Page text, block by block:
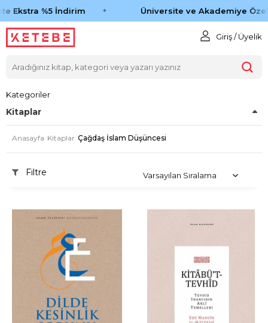
Ekstra %5 İndirim Üniversite ve Akademiye Özel
Giriş / Üyelik
Kategoriler
Kitaplar
Anasayfa Kitaplar Çağdaş İslam Düşüncesi
Filtre